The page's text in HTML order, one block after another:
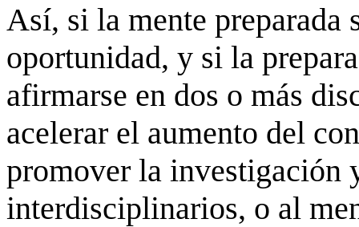
Así, si la mente preparada
oportunidad, y si la
afirmarse en dos o más
acelerar el aumento del
promover la investigación
interdisciplinarios, o al